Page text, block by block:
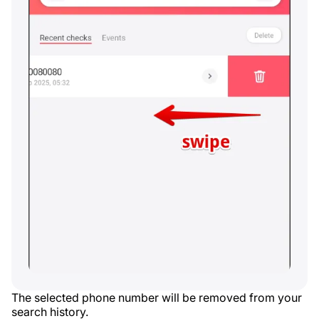
The selected phone number will be removed from your
search history.